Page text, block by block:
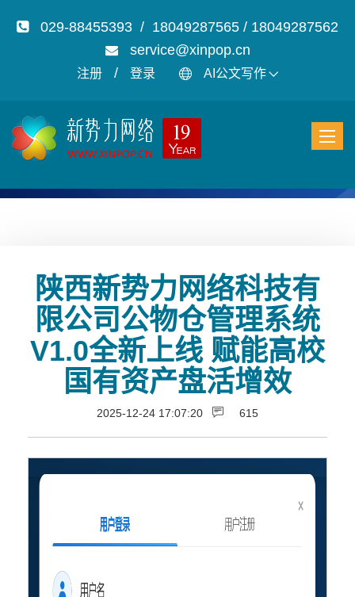
029-88455393 / 18049287565 / 18049287562
service@xinpop.cn
注册 / 登录 AI公文写作
陕西新势力网络科技有
限公司公物仓管理系统
V1.0全新上线 赋能高校
国有资产盘活增效
2025-12-24 17:07:20 615